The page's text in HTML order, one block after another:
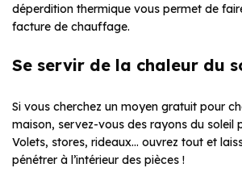
déperdition thermique vous permet de
facture de chauffage.
Se servir de la chaleur du
Si vous cherchez un moyen gratuit pour
maison, servez-vous des rayons du soleil
Volets, stores, rideaux… ouvrez tout et
pénétrer à l’intérieur des pièces !